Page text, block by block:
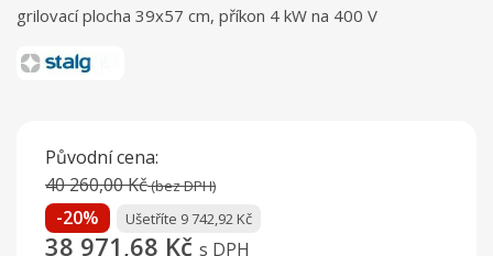
grilovací plocha 39x57 cm, příkon 4 kW na 400 V
Původní cena:
40 260,00 Kč(bez DPH)
-20% Ušetříte 9 742,92 Kč
38 971,68 Kč s DPH